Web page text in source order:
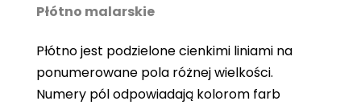
Płótno malarskie
Płótno jest podzielone cienkimi liniami na
ponumerowane pola różnej wielkości.
Numery pól odpowiadają kolorom farb